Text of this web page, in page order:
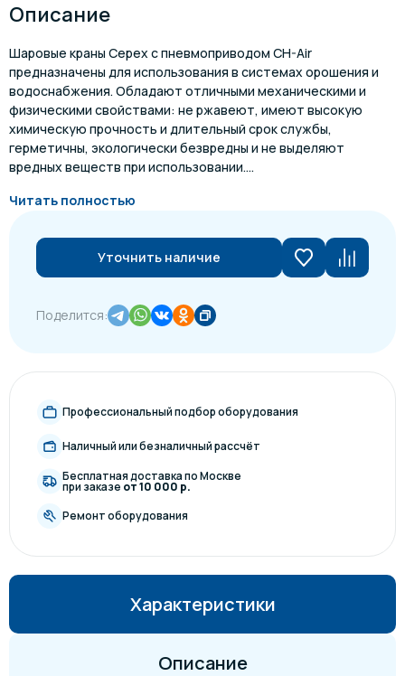
Описание
Шаровые краны Cepex с пневмоприводом CH-Air
предназначены для использования в системах орошения и
водоснабжения. Обладают отличными механическими и
физическими свойствами: не ржавеют, имеют высокую
химическую прочность и длительный срок службы,
герметичны, экологически безвредны и не выделяют
вредных веществ при использовании....
Читать полностью
Уточнить наличие
Поделится:
Профессиональный подбор оборудования
Наличный или безналичный рассчёт
Бесплатная доставка по Москве
при заказе от 10 000 р.
Ремонт оборудования
Характеристики
Описание